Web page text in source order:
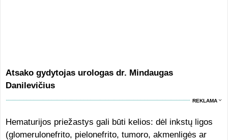
Atsako gydytojas urologas dr. Mindaugas
Danilevičius
REKLAMA
Hematurijos priežastys gali būti kelios: dėl inkstų ligos
(glomerulonefrito, pielonefrito, tumoro, akmenligės ar